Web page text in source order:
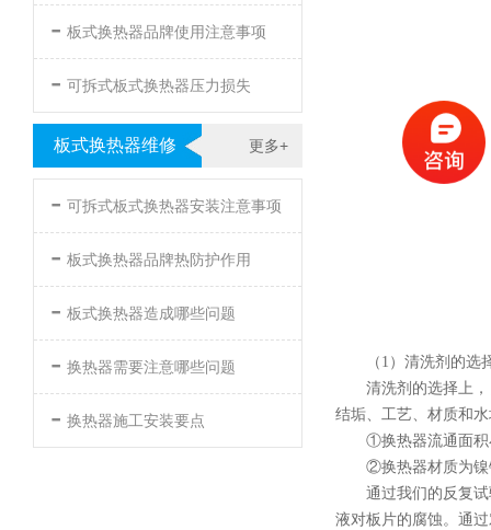
- 板式换热器品牌使用注意事项
- 可拆式板式换热器压力损失
更多+
板式换热器维修
- 可拆式板式换热器安装注意事项
- 板式换热器品牌热防护作用
- 板式换热器造成哪些问题
- 换热器需要注意哪些问题
- 换热器施工安装要点
（1）清洗剂的选
清洗剂的选择上
结垢、工艺、材质和
①换热器流通面积
②换热器材质为镍
通过我们的反复
液对板片的腐蚀。通